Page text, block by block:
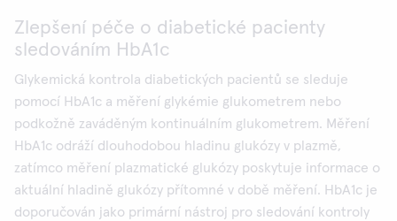
Zlepšení péče o diabetické pacienty
sledováním HbA1c
Glykemická kontrola diabetických pacientů se sleduje
pomocí HbA1c a měření glykémie glukometrem nebo
podkožně zaváděným kontinuálním glukometrem. Měření
HbA1c odráží dlouhodobou hladinu glukózy v plazmě,
zatímco měření plazmatické glukózy poskytuje informace o
aktuální hladině glukózy přítomné v době měření. HbA1c je
doporučován jako primární nástroj pro sledování kontroly